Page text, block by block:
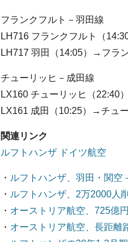
フランクフルト－羽田線
LH716 フランクフルト（
LH717 羽田（14:05）→フラ
チューリッヒ－成田線
LX160 チューリッヒ（22:40
LX161 成田（10:25）→チュ
関連リンク
ルフトハンザ ドイツ航空
・ ルフトハンザ、羽田・関空
・ ルフトハンザ、2万2000
・ オーストリア航空、725億
・ オーストリア航空、長距